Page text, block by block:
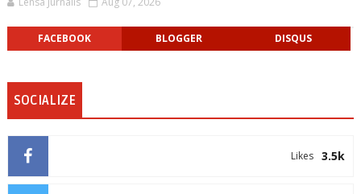
FACEBOOK BLOGGER DISQUS
SOCIALIZE
3.5k
Likes